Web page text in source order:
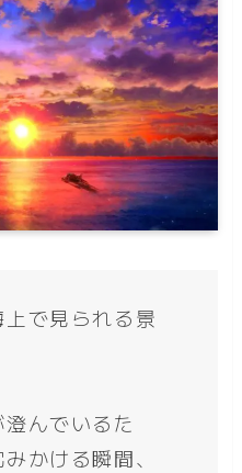
で見られる景
んでいるた
かける瞬間、